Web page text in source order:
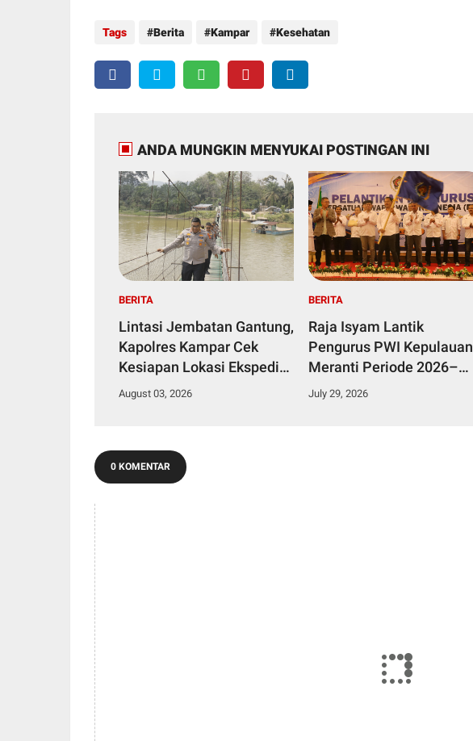
Tags Berita Kampar Kesehatan
ANDA MUNGKIN MENYUKAI POSTINGAN INI
BERITA
Lintasi Jembatan Gantung,
Kapolres Kampar Cek
Kesiapan Lokasi Ekspedisi
Merah Putih Presisi
August 03, 2026
BERITA
Raja Isyam Lantik
Pengurus PWI Kepulauan
Meranti Periode 2026–
2029
July 29, 2026
0 KOMENTAR